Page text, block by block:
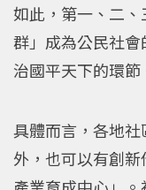
如此，第一、二
群」成為公民社
治國平天下的環節
具體而言，各地
外，也可以有創